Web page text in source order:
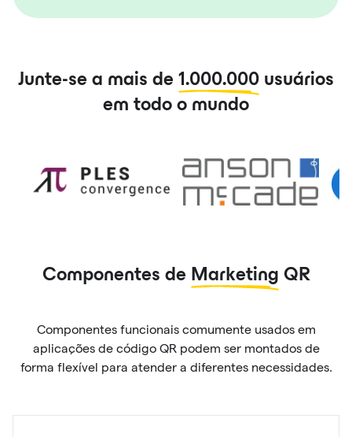
Junte-se a mais de 1.000.000 usuários
em todo o mundo
Componentes de Marketing QR
Componentes funcionais comumente usados em
aplicações de código QR podem ser montados de
forma flexível para atender a diferentes necessidades.